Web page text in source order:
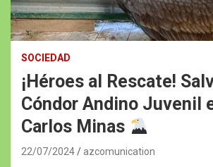
SOCIEDAD
¡Héroes al Rescate!
Cóndor Andino Juvenil
Carlos Minas
22/07/2024 azcomunication